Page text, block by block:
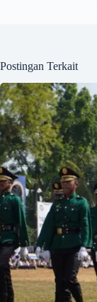
Postingan Terkait